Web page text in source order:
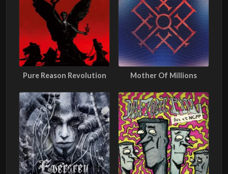
Pure Reason Revolution Mother Of Millions